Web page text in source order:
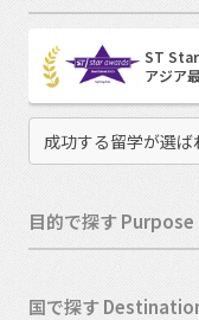
ST
アジア
成功する留学が選ば
目的で探す Purpose
国で探す